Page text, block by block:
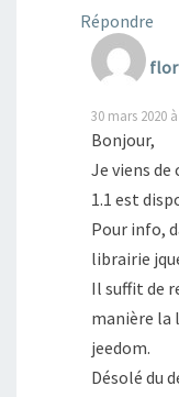
Répondre
30 mars 2020
Bonjour,
Je viens
1.1 est
Pour info,
librairie
Il suffit de
manière la
jeedom.
Désolé du